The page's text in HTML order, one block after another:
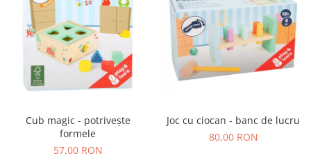
Cub magic - potrivește
formele
57,00 RON
Joc cu ciocan - banc de lucru
80,00 RON